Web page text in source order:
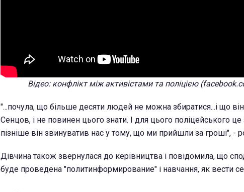
Відео: конфлікт між активістами та поліцією
"...почула, що більше десяти людей не можна збиратися...і що
Сенцов, і не повинен цього знати. І для цього поліцейського
пізніше він звинуватив нас у тому, що ми прийшли за гроші", -
Дівчина також звернулася до керівництва і повідомила, що
буде проведена "политинформирование" і навчання, як вести